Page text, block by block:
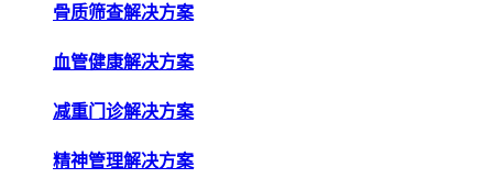
骨质筛查解决方案
血管健康解决方案
减重门诊解决方案
精神管理解决方案